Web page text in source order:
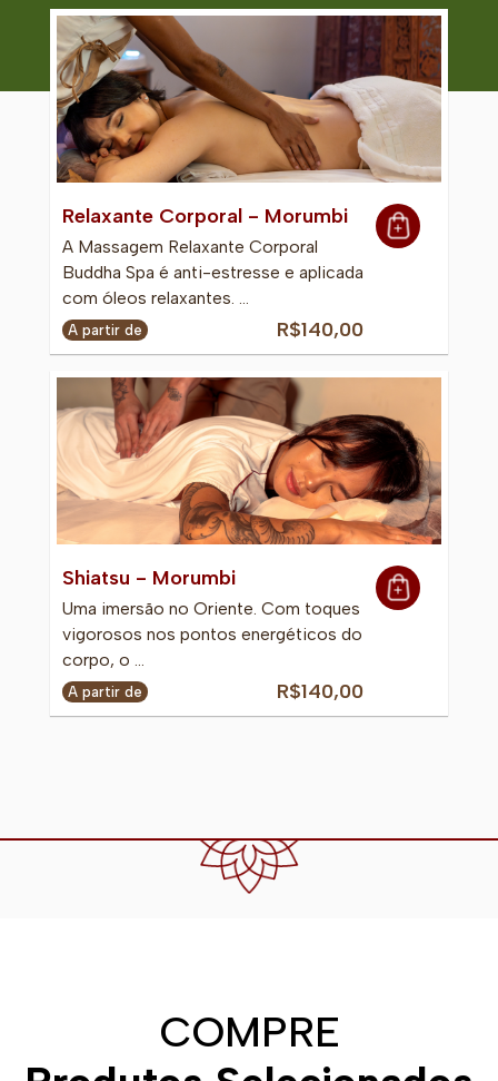
Relaxante Corporal - Morumbi
A Massagem Relaxante Corporal
Buddha Spa é anti-estresse e aplicada
com óleos relaxantes. …
A partir de R$140,00
Shiatsu - Morumbi
Uma imersão no Oriente. Com toques
vigorosos nos pontos energéticos do
corpo, o …
A partir de R$140,00
COMPRE